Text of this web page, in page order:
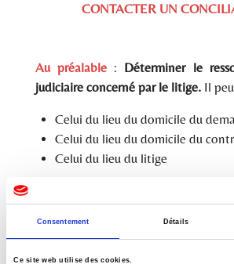
Consentement Détails
Ce site web utilise des cookies.
CONTACTER UN
Au préalable : Déterminer le
judiciaire concerné par le litige.Il
Celui du lieu du domicile du
Celui du lieu du domicile du
Celui du lieu du litige
REQUËTE au TJ en désignation
conciliateur